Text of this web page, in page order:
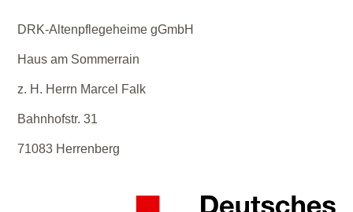
DRK-Altenpflegeheime gGmbH
Haus am Sommerrain
z. H. Herrn Marcel Falk
Bahnhofstr. 31
71083 Herrenberg